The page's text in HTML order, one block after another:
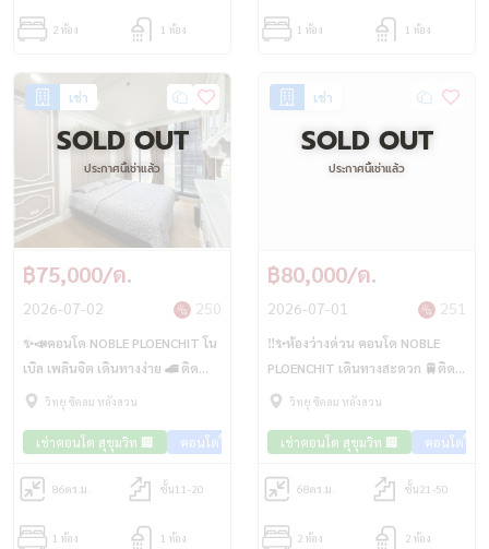
2 ห้อง 1 ห้อง 1 ห้อง 1 ห้อง
เช่า
SOLD OUT
ประกาศนี้เช่าแล้ว
฿75,000/ด.
2026-07-02 250
✨📣คอนโด NOBLE PLOENCHIT โน
เบิล เพลินจิต เดินทางง่าย 🚄 ติด
รถไฟฟ้า BTS เพลินจิต
วิทยุ ชิดลม หลังสวน
เช่าคอนโด สุขุมวิท 🏢 คอนโดใกล้รถไฟฟ้า🚈
86ตร.ม. ชั้น11-20
1 ห้อง 1 ห้อง
เช่า
SOLD OUT
ประกาศนี้เช่าแล้ว
฿80,000/ด.
2026-07-01 251
‼️✨ห้องว่างด่วน คอนโด NOBLE
PLOENCHIT เดินทางสะดวก 🚆ติด
รถไฟฟ้า BTS เพลินจิต
วิทยุ ชิดลม หลังสวน
เช่าคอนโด สุขุมวิท 🏢 คอนโดใก
68ตร.ม. ชั้น21-50
2 ห้อง 2 ห้อง